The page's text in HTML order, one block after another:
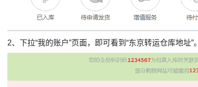
2、下拉“我的账户”页面，即可看到“东京转运仓库地址”。